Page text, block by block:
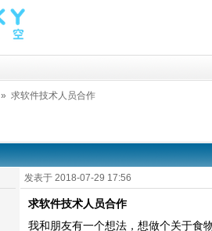
» 求软件技术人员合作
发表于 2018-07-29 17:56
求软件技术人员合作
我和朋友有一个想法，想做个关于食